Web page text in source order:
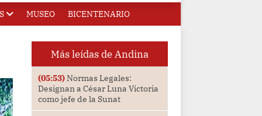
MUSEO BICENTENARIO
Más leídas de Andina
(05:53)Normas Legales:
Designan a César Luna Victoria
como jefe de la Sunat